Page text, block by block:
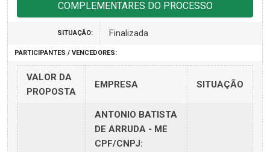
COMPLEMENTARES DO PROCESSO
SITUAÇÃO: Finalizada
PARTICIPANTES / VENCEDORES:
VALOR DA
PROPOSTA
EMPRESA SITUAÇÃO
ANTONIO BATISTA
DE ARRUDA - ME
CPF/CNPJ: